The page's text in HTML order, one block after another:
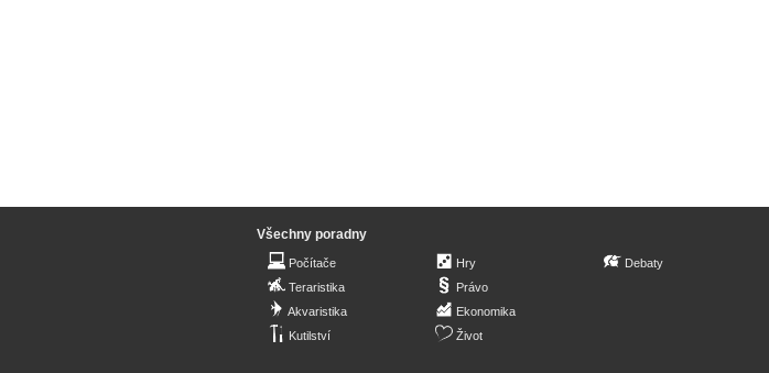
Všechny poradny
Počítače
Teraristika
Akvaristika
Kutilství
Hry
Právo
Ekonomika
Život
Debaty